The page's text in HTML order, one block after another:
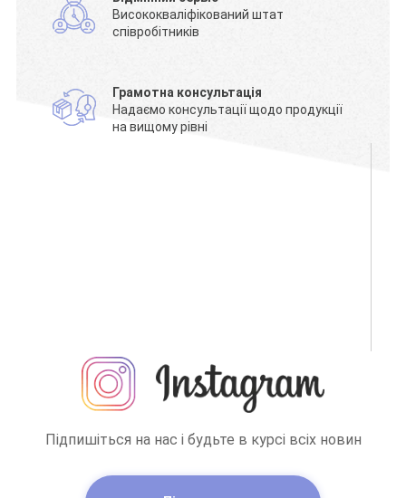
Висококваліфікований штат
співробітників
Грамотна консультація
Надаємо консультації щодо продукції
на вищому рівні
Підпишіться на нас і будьте в курсі всіх новин